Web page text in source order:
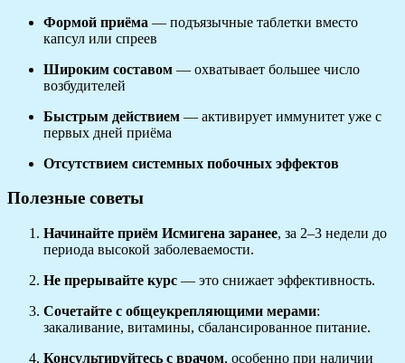
Формой приёма — подъязычные таблетки вместо
капсул или спреев
Широким составом — охватывает большее число
возбудителей
Быстрым действием — активирует иммунитет уже с
первых дней приёма
Отсутствием системных побочных эффектов
Полезные советы
Начинайте приём Исмигена заранее, за 2–3 недели до
периода высокой заболеваемости.
Не прерывайте курс — это снижает эффективность.
Сочетайте с общеукрепляющими мерами:
закаливание, витамины, сбалансированное питание.
Консультируйтесь с врачом, особенно при наличии